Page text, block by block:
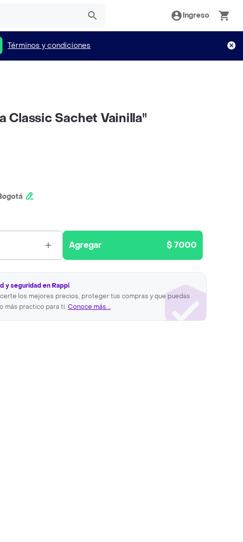
Ingreso
Términos y condiciones
Classic Sachet Vainilla"
Agregar $ 7000
y seguridad en Rappi
los mejores precios, proteger tus compras y que puedas
más practico para ti. Conoce más...